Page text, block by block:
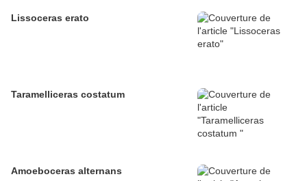
Lissoceras erato
Taramelliceras costatum
Amoeboceras alternans